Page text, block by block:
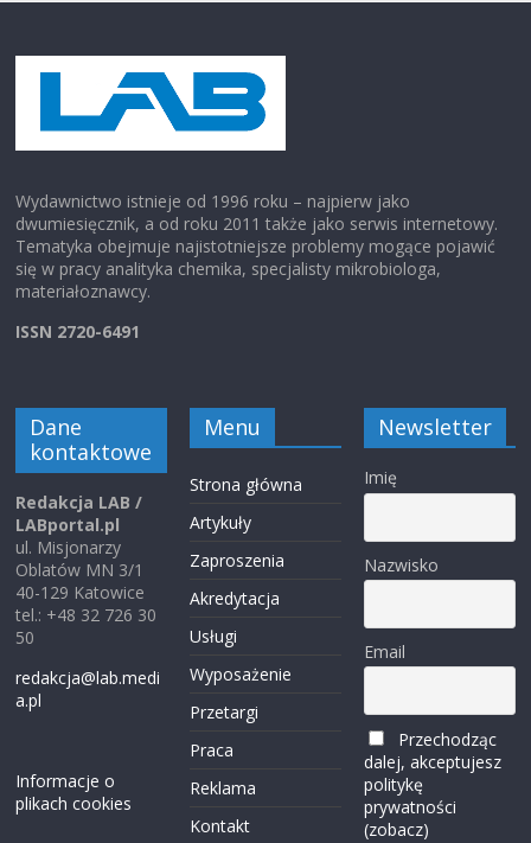
Wydawnictwo istnieje od 1996 roku – najpierw jako
dwumiesięcznik, a od roku 2011 także jako serwis internetowy.
Tematyka obejmuje najistotniejsze problemy mogące pojawić
się w pracy analityka chemika, specjalisty mikrobiologa,
materiałoznawcy.
ISSN 2720-6491
Dane
kontaktowe
Redakcja LAB /
LABportal.pl
ul. Misjonarzy
Oblatów MN 3/1
40-129 Katowice
tel.: +48 32 726 30
50
redakcja@lab.medi
a.pl
Informacje o
plikach cookies
Menu
Strona główna
Artykuły
Zaproszenia
Akredytacja
Usługi
Wyposażenie
Przetargi
Praca
Reklama
Kontakt
Newsletter
Imię
Nazwisko
Email
Przechodząc
dalej, akceptujesz
politykę
prywatności
(zobacz)